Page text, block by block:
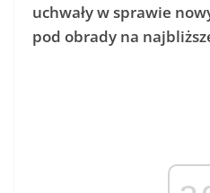
uchwały w sprawie
pod obrady na